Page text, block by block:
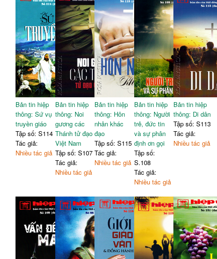
Bản tin hiệp
thông: Sứ vụ
truyền giáo
Tập số: S114
Tác giả:
Nhiều tác giả
Bản tin hiệp
thông: Noi
gương các
Thánh tử đạo
Việt Nam
Tập số: S107
Tác giả:
Nhiều tác giả
Bản tin hiệp
thông: Hôn
nhân khác
đạo
Tập số: S115
Tác giả:
Nhiều tác giả
Bản tin hiệp
thông: Người
trẻ, đức tin
và sự phân
định ơn gọi
Tập số:
S.108
Tác giả:
Nhiều tác giả
Bản tin hiệp
thông: Di dân
Tập số: S113
Tác giả:
Nhiều tác giả